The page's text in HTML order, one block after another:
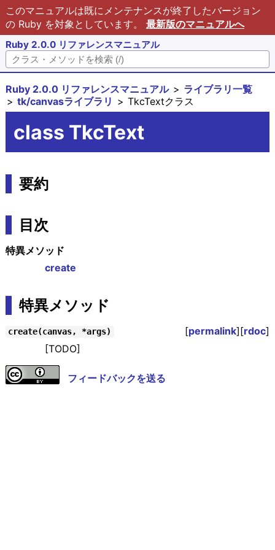
このマニュアルは既にメンテナンスが終了したバージョン
の Ruby を対象としています。 最新版のマニュアルへ
Ruby 2.0.0 リファレンスマニュアル
Ruby 2.0.0 リファレンスマニュアル
ライブラリ一覧
tk/canvasライブラリ
TkcTextクラス
class TkcText
要約
目次
特異メソッド
create
特異メソッド
create(canvas, *args) [permalink][rdoc]
[TODO]
フィードバックを送る